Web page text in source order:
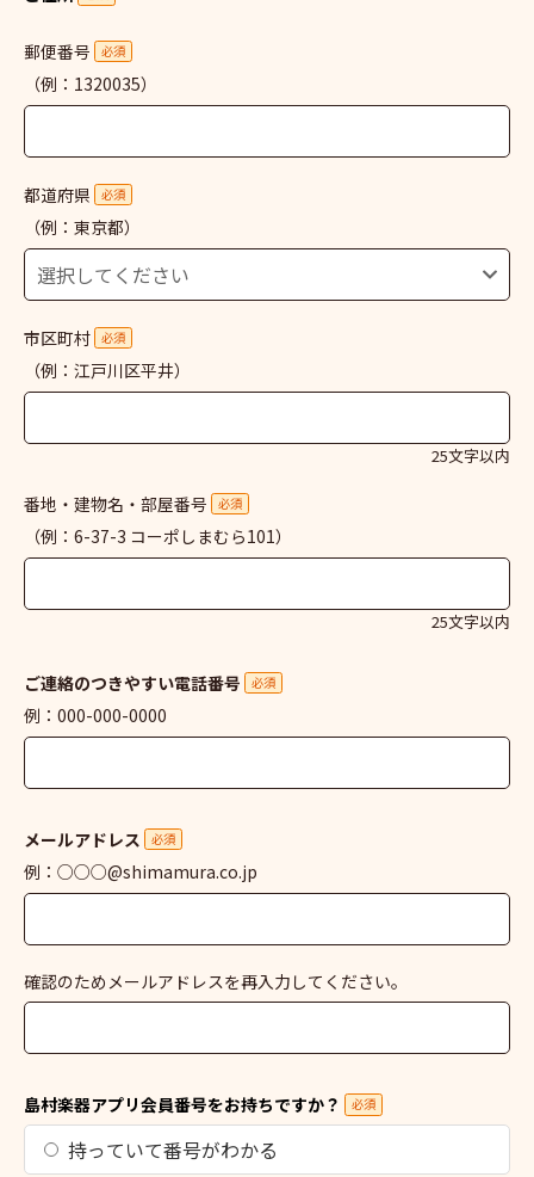
郵便番号 必須
（例：1320035）
都道府県 必須
（例：東京都）
市区町村 必須
（例：江戸川区平井）
25文字以内
番地・建物名・部屋番号 必須
（例：6-37-3 コーポしまむら101）
25文字以内
ご連絡のつきやすい電話番号 必須
例：000-000-0000
メールアドレス 必須
例：○○○@shimamura.co.jp
確認のためメールアドレスを再入力してください。
島村楽器アプリ会員番号をお持ちですか？ 必須
持っていて番号がわかる